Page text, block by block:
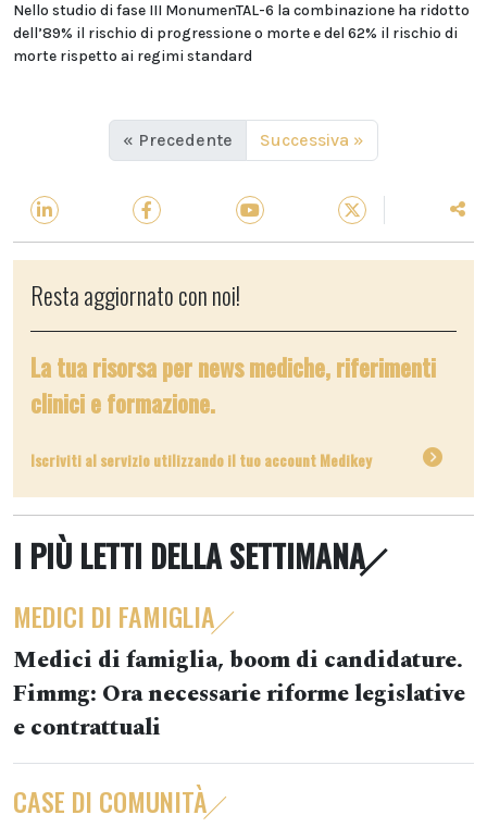
Nello studio di fase III MonumenTAL-6 la combinazione ha ridotto
dell’89% il rischio di progressione o morte e del 62% il rischio di
morte rispetto ai regimi standard
« Precedente Successiva »
Resta aggiornato con noi!
La tua risorsa per news mediche, riferimenti
clinici e formazione.
Iscriviti al servizio utilizzando il tuo account Medikey
I PIÙ LETTI DELLA SETTIMANA
MEDICI DI FAMIGLIA
Medici di famiglia, boom di candidature.
Fimmg: Ora necessarie riforme legislative
e contrattuali
CASE DI COMUNITÀ